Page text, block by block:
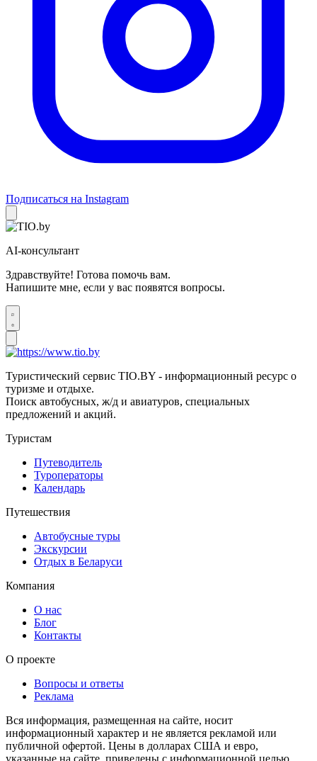
Подписаться на Instagram
AI-консультант
Здравствуйте! Готова помочь вам.
Напишите мне, если у вас появятся вопросы.
Туристический сервис TIO.BY - информационный ресурс о
туризме и отдыхе.
Поиск автобусных, ж/д и авиатуров, специальных
предложений и акций.
Туристам
Путеводитель
Туроператоры
Календарь
Путешествия
Автобусные туры
Экскурсии
Отдых в Беларуси
Компания
О нас
Блог
Контакты
О проекте
Вопросы и ответы
Реклама
Вся информация, размещенная на сайте, носит
информационный характер и не является рекламой или
публичной офертой. Цены в долларах США и евро,
указанные на сайте, приведены с информационной целью.